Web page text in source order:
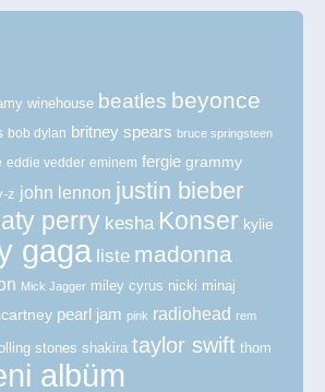
winehouse beatles beyonce
bob dylan britney spears bruce springsteen
eddie vedder eminem fergie grammy
z john lennon justin bieber
perry kesha Konser kylie
gaga liste madonna
Mick Jagger miley cyrus nicki minaj
pearl jam pink radiohead rem
stones shakira taylor swift thom
albüm